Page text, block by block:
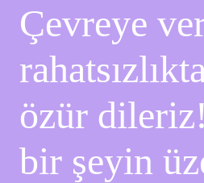
Çevreye
özür
bir şeyin